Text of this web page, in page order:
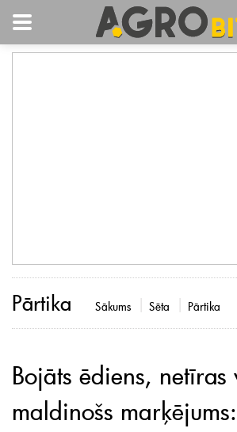
Pārtika Sākums Sēta Pārtika
Bojāts ēdiens, netīras
maldinošs